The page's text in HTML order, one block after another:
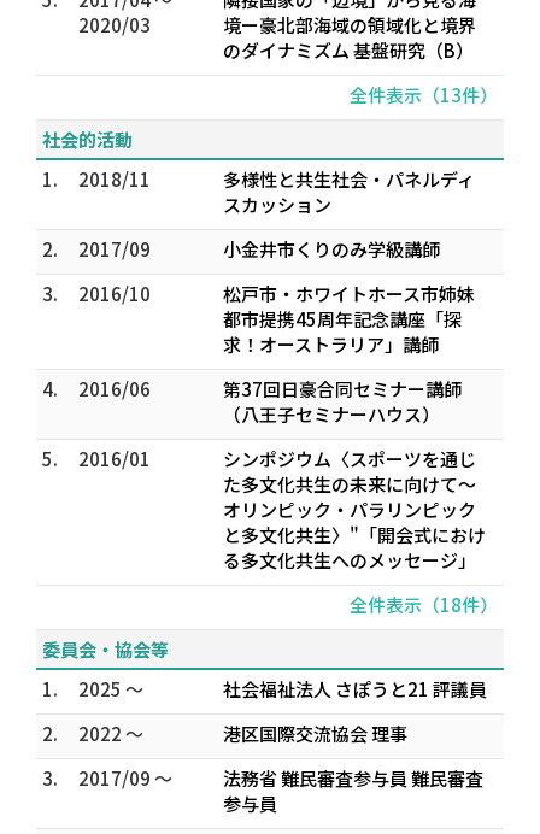
2020/03
境ー豪北部海域の領域化と境界
のダイナミズム 基盤研究（B）
全件表示（13件）
社会的活動
1.
2018/11
多様性と共生社会・パネルディ
スカッション
2.
2017/09
小金井市くりのみ学級講師
3.
2016/10
松戸市・ホワイトホース市姉妹
都市提携45周年記念講座「探
求！オーストラリア」講師
4.
2016/06
第37回日豪合同セミナー講師
（八王子セミナーハウス）
5.
2016/01
シンポジウム〈スポーツを通じ
た多文化共生の未来に向けて～
オリンピック・パラリンピック
と多文化共生〉"「開会式におけ
る多文化共生へのメッセージ」
全件表示（18件）
委員会・協会等
1.
2025 ～
社会福祉法人 さぽうと21 評議員
2.
2022 ～
港区国際交流協会 理事
3.
2017/09 ～
法務省 難民審査参与員 難民審査
参与員